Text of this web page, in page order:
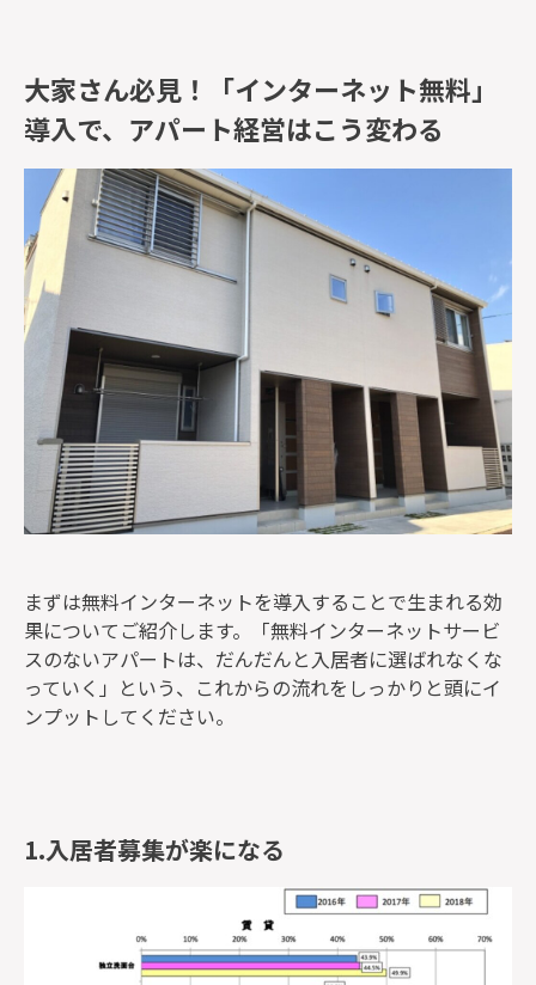
大家さん必見！「インターネット無料」
導入で、アパート経営はこう変わる
まずは無料インターネットを導入することで生まれる効
果についてご紹介します。「無料インターネットサービ
スのないアパートは、だんだんと入居者に選ばれなくな
っていく」という、これからの流れをしっかりと頭にイ
ンプットしてください。
1.入居者募集が楽になる